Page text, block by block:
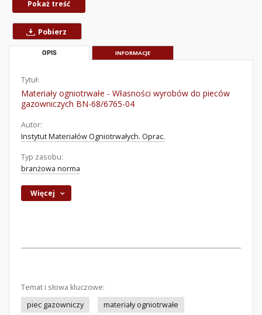
Pokaż treść
Pobierz
OPIS INFORMACJE
Tytuł:
Materiały ogniotrwałe - Własności wyrobów do pieców
gazowniczych BN-68/6765-04
Autor:
Instytut Materiałów Ogniotrwałych. Oprac.
Typ zasobu:
branżowa norma
Więcej
Temat i słowa kluczowe:
piec gazowniczy
materiały ogniotrwałe